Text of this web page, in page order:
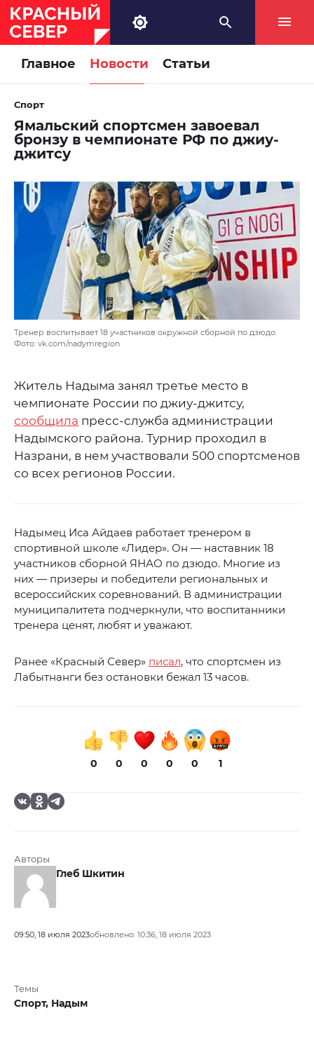
Главное Новости Статьи
Спорт
Ямальский спортсмен завоевал
бронзу в чемпионате РФ по джиу-
джитсу
Тренер воспитывает 18 участников окружной сборной по дзюдо.
Фото: vk.com/nadymregion
Житель Надыма занял третье место в
чемпионате России по джиу-джитсу,
сообщила пресс-служба администрации
Надымского района. Турнир проходил в
Назрани, в нем участвовали 500 спортсменов
со всех регионов России.
Надымец Иса Айдаев работает тренером в
спортивной школе «Лидер». Он — наставник 18
участников сборной ЯНАО по дзюдо. Многие из
них — призеры и победители региональных и
всероссийских соревнований. В администрации
муниципалитета подчеркнули, что воспитанники
тренера ценят, любят и уважают.
Ранее «Красный Север» писал, что спортсмен из
Лабытнанги без остановки бежал 13 часов.
0 0 0 0 0 1
Авторы
Глеб Шкитин
09:50, 18 июля 2023обновлено: 10:36, 18 июля 2023
Темы
Спорт, Надым